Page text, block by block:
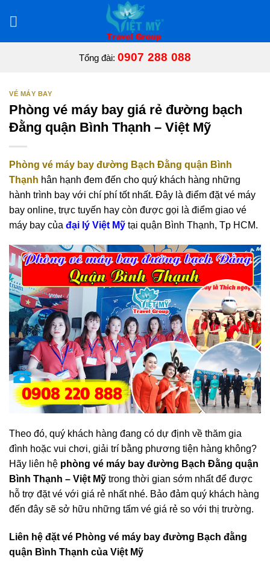
Tổng đài: 0907 288 088
VÉ MÁY BAY
Phòng vé máy bay giá rẻ đường bạch
Đằng quận Bình Thạnh – Việt Mỹ
Phòng vé máy bay đường Bạch Đằng quận Bình
Thạnh hân hạnh đem đến cho quý khách hàng những
hành trình bay với chí phí tốt nhất. Đây là điểm đặt vé máy
bay online, trực tuyến hay còn được gọi là điểm giao vé
máy bay của đại lý Việt Mỹ tại quận Bình Thạnh, Tp HCM.
Theo đó, quý khách hàng đang có dự định về thăm gia
đình hoặc vui chơi, giải trí bằng phương tiện hàng không?
Hãy liên hệ phòng vé máy bay đường Bạch Đằng quận
Bình Thạnh – Việt Mỹ trong thời gian sớm nhất để được
hỗ trợ đặt vé với giá rẻ nhất nhé. Bảo đảm quý khách hàng
đến đây sẽ sở hữu những tấm vé giá rẻ so với thị trường.
Liên hệ đặt vé Phòng vé máy bay đường Bạch đằng
quận Bình Thạnh của Việt Mỹ